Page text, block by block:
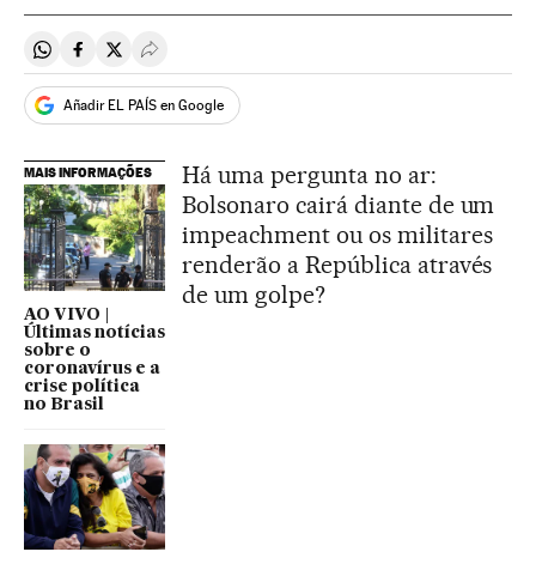
Compartir en Whatsapp
Compartir en Facebook
Compartir en Twitter
Desplegar Redes Sociales
Añadir EL PAÍS en Google
MAIS INFORMAÇÕES
AO VIVO |
Últimas notícias
sobre o
coronavírus e a
crise política
no Brasil
Há uma pergunta no ar:
Bolsonaro cairá diante de um
impeachment ou os militares
renderão a República através
de um golpe?